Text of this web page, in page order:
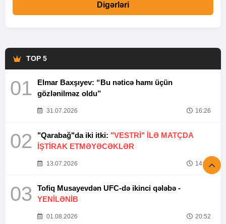
Digərləri
TOP 5
01
Elmar Baxşıyev: “Bu nəticə hamı üçün
gözlənilməz oldu”
31.07.2026 16:26
02 "Qarabağ"da iki itki: "VESTRİ" İLƏ MATÇDA
İŞTİRAK ETMƏYƏCƏKLƏR
13.07.2026 14:37
03
Tofiq Musayevdən UFC-də ikinci qələbə -
YENİLƏNİB
01.08.2026 20:52